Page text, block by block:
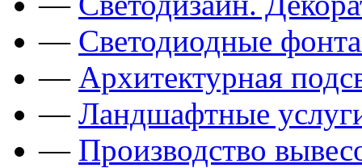
— Светодиодные
— Архитектурная
— Ландшафтные
— Производство